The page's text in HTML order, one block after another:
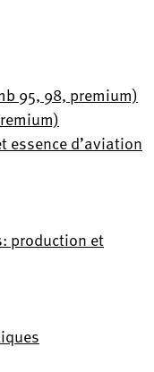
95, 98, premium)
essence d’aviation
production et